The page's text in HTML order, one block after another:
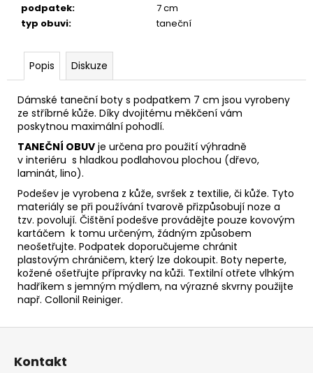
podpatek:
7 cm
typ obuvi: taneční
Popis Diskuze
Dámské taneční boty s podpatkem 7 cm jsou vyrobeny
ze stříbrné kůže. Díky dvojitému měkčení vám
poskytnou maximální pohodlí.
TANEČNÍ OBUV je určena pro použití výhradně
v interiéru s hladkou podlahovou plochou (dřevo,
laminát, lino).
Podešev je vyrobena z kůže, svršek z textilie, či kůže. Tyto
materiály se při používání tvarově přizpůsobují noze a
tzv. povolují. Čištění podešve provádějte pouze kovovým
kartáčem k tomu určeným, žádným způsobem
neošetřujte. Podpatek doporučujeme chránit
plastovým chráničem, který lze dokoupit. Boty neperte,
kožené ošetřujte přípravky na kůži. Textilní otřete vlhkým
hadříkem s jemným mýdlem, na výrazné skvrny použijte
např. Collonil Reiniger.
Z
Kontakt